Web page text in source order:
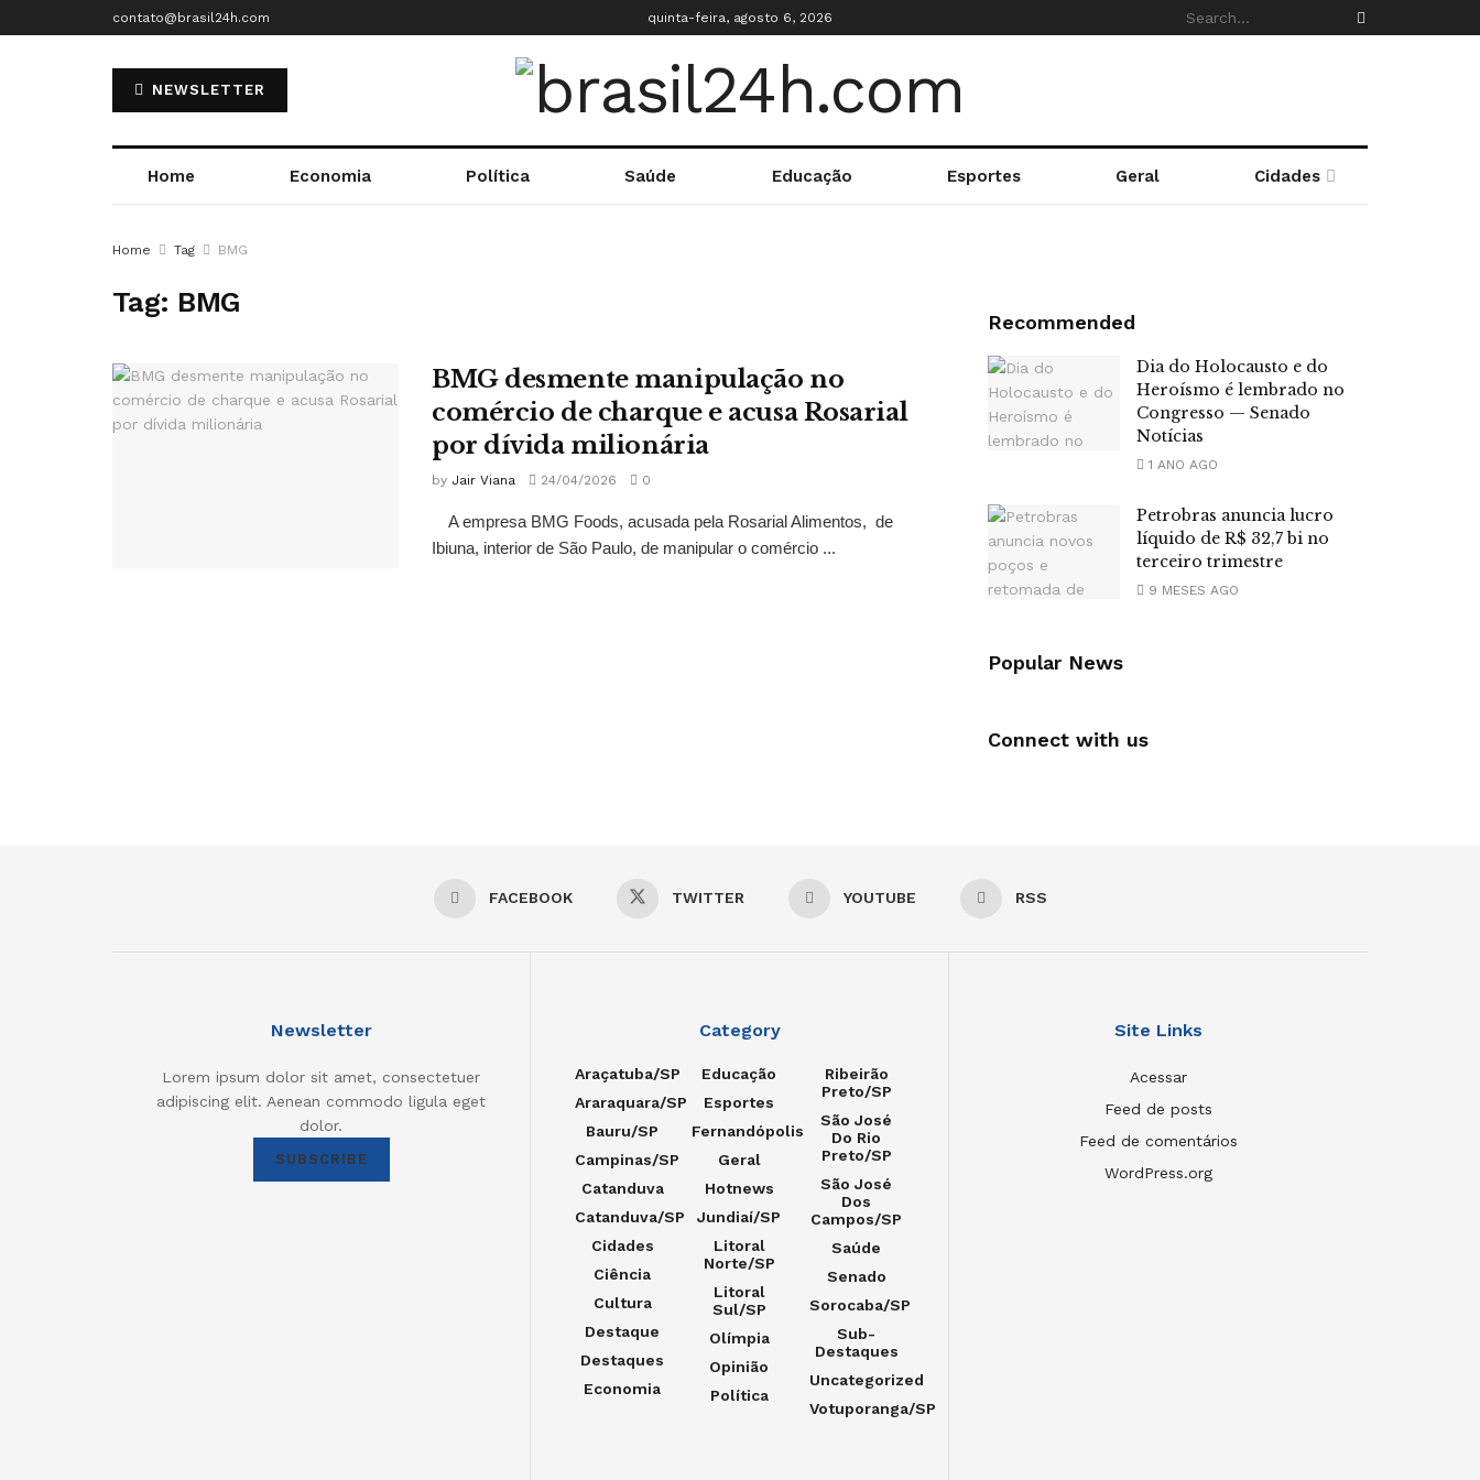
contato@brasil24h.com quinta-feira, agosto 6, 2026
NEWSLETTER
Home Economia Política Saúde Educação Esportes Geral Cidades
Home Tag BMG
Tag: BMG
BMG desmente manipulação no
comércio de charque e acusa Rosarial
por dívida milionária
by Jair Viana 24/04/2026 0
A empresa BMG Foods, acusada pela Rosarial Alimentos, de
Ibiuna, interior de São Paulo, de manipular o comércio ...
Recommended
Dia do Holocausto e do
Heroísmo é lembrado no
Congresso — Senado
Notícias
1 ANO AGO
Petrobras anuncia lucro
líquido de R$ 32,7 bi no
terceiro trimestre
9 MESES AGO
Popular News
Connect with us
FACEBOOK TWITTER YOUTUBE RSS
Newsletter
Lorem ipsum dolor sit amet, consectetuer
adipiscing elit. Aenean commodo ligula eget
dolor.
SUBSCRIBE
Category
Araçatuba/SP
Araraquara/SP
Bauru/SP
Campinas/SP
Catanduva
Catanduva/SP
Cidades
Ciência
Cultura
Destaque
Destaques
Economia
Educação
Esportes
Fernandópolis
Geral
Hotnews
Jundiaí/SP
Litoral
Norte/SP
Litoral
Sul/SP
Olímpia
Opinião
Política
Ribeirão
Preto/SP
São José
Do Rio
Preto/SP
São José
Dos
Campos/SP
Saúde
Senado
Sorocaba/SP
Sub-
Destaques
Uncategorized
Votuporanga/SP
Site Links
Acessar
Feed de posts
Feed de comentários
WordPress.org